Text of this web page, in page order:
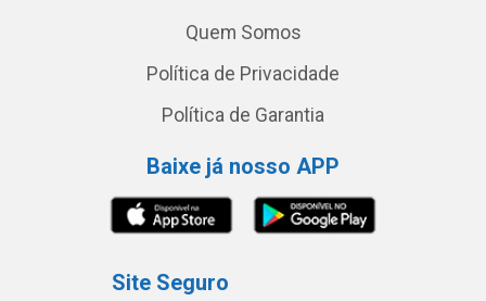
Quem Somos
Política de Privacidade
Política de Garantia
Baixe já nosso APP
Site Seguro